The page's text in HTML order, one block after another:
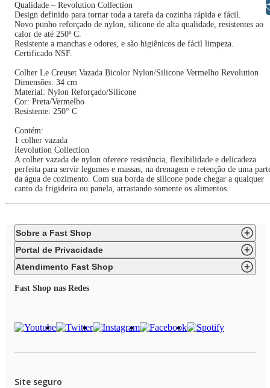
Qualidade – Revolution Collection
Design definido para tornar toda a tarefa da cozinha rápida e fácil.
Novo punho reforçado de nylon, silicone de alta qualidade, resistentes ao
calor de até 250º C.
Resistente a manchas e odores, e são higiênicos de fácil limpeza.
Certificado NSF.
Colher Le Creuset Vazada Bicolor Nylon/Silicone Vermelho Revolution
Dimensões: 34 cm
Material: Nylon Reforçado/Silicone
Cor: Preta/Vermelho
Resistente: 250° C
Contém:
1 colher vazada
Revolution Collection
A colher vazada de nylon oferece resistência, flexibilidade e delicadeza
perfeita para servir legumes e massas, na drenagem e retenção de uma
da água de cozimento. Com sua borda de silicone pode chegar a qualquer
canto da frigideira ou panela, arrastando somente os alimentos.
Sobre a Fast Shop
Portal de Privacidade
Atendimento Fast Shop
Fast Shop nas Redes
Site seguro